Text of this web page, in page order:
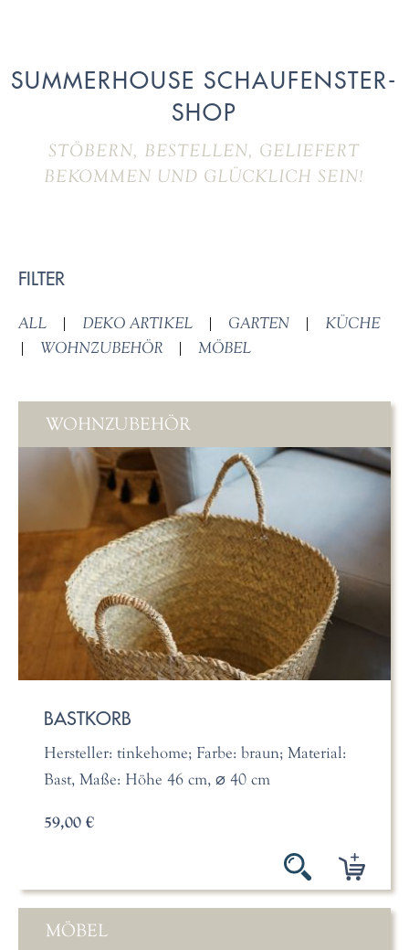
SUMMERHOUSE SCHAUFENSTER-
SHOP
STÖBERN, BESTELLEN, GELIEFERT
BEKOMMEN UND GLÜCKLICH SEIN!
FILTER
ALL | DEKO ARTIKEL | GARTEN |
KÜCHE
|
WOHNZUBEHÖR | MÖBEL
WOHNZUBEHÖR
BASTKORB
Hersteller: tinkehome; Farbe: braun; Material:
Bast, Maße: Höhe 46 cm, ⌀ 40 cm
59,00 €
MÖBEL